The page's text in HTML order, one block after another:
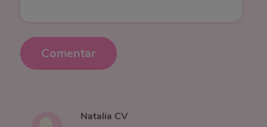
Comentar
Natalia CV